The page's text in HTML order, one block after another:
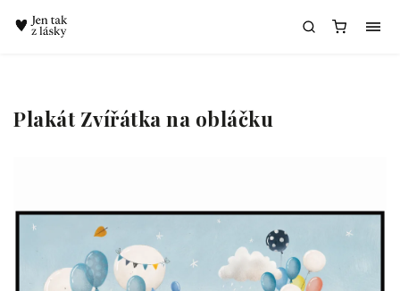
Plakát Zvířátka na obláčku